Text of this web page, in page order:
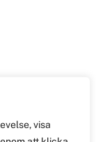
visa